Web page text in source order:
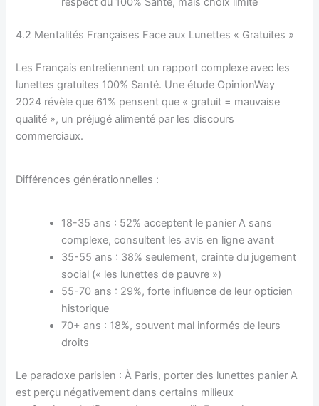
4.2 Mentalités Françaises Face aux Lunettes « Gratuites »
Les Français entretiennent un rapport complexe avec les
lunettes gratuites 100% Santé. Une étude OpinionWay
2024 révèle que 61% pensent que « gratuit = mauvaise
qualité », un préjugé alimenté par les discours
commerciaux.
Différences générationnelles :
18-35 ans : 52% acceptent le panier A sans
complexe, consultent les avis en ligne avant
35-55 ans : 38% seulement, crainte du jugement
social (« les lunettes de pauvre »)
55-70 ans : 29%, forte influence de leur opticien
historique
70+ ans : 18%, souvent mal informés de leurs
droits
Le paradoxe parisien : À Paris, porter des lunettes panier A
est perçu négativement dans certains milieux